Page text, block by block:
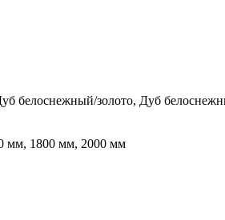
белоснежный/золото, Дуб
мм, 1800 мм, 2000 мм